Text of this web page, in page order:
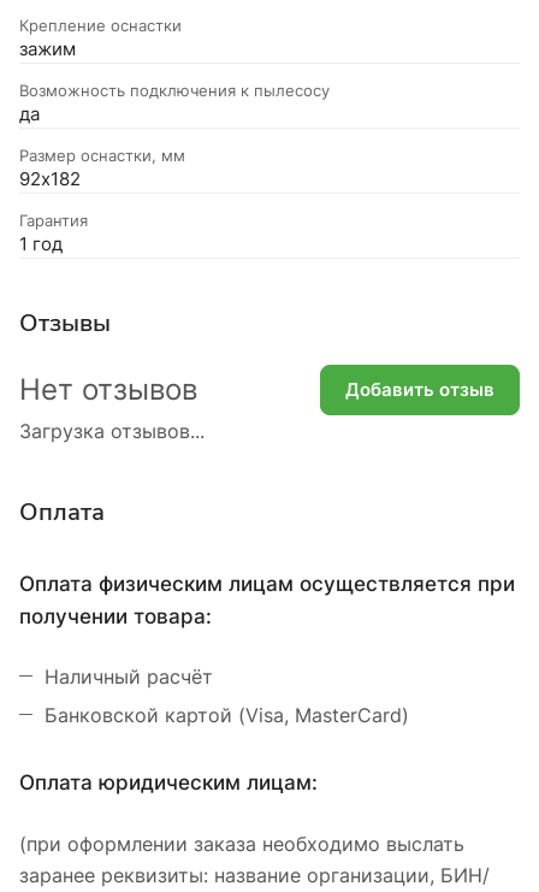
Крепление оснастки
зажим
Возможность подключения к пылесосу
да
Размер оснастки, мм
92х182
Гарантия
1 год
Отзывы
Загрузка отзывов...
Нет отзывов Добавить отзыв
Оплата
Оплата физическим лицам осуществляется при
получении товара:
Наличный расчёт
Банковской картой (Visa, MasterCard)
Оплата юридическим лицам:
(при оформлении заказа необходимо выслать
заранее реквизиты: название организации, БИН/